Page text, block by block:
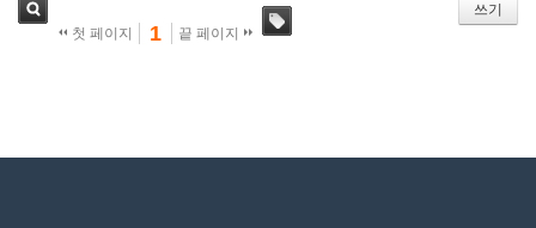
첫 페이지 1 끝 페이지
쓰기